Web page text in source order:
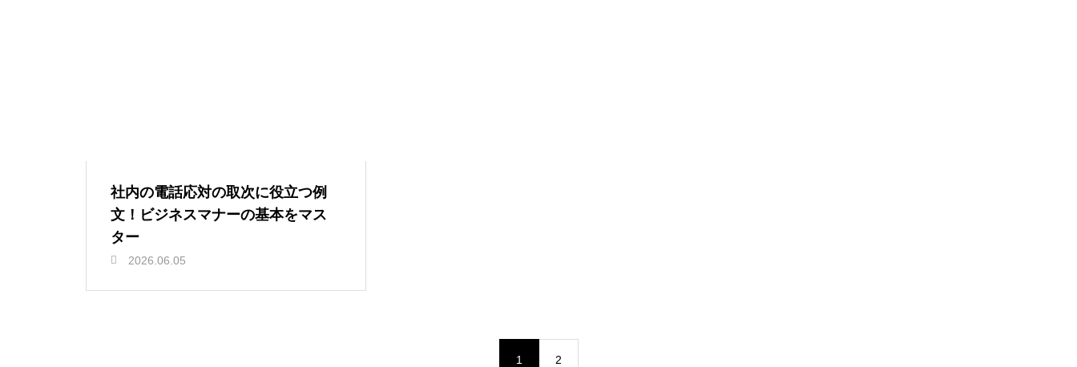
社内の電話応対の取次に役立つ例
文！ビジネスマナーの基本をマス
ター
2026.06.05
1 2